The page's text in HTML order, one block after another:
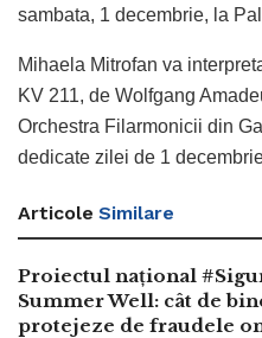
sambata, 1 decembrie, la
Mihaela Mitrofan va
KV 211, de Wolfgang
Orchestra Filarmonicii din
dedicate zilei de 1
Articole Similare
Proiectul național
Summer Well: cât de
protejeze de fraudele